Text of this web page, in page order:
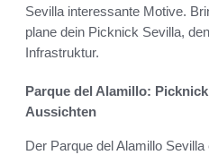
Sevilla interessante Motive.
plane dein Picknick Sevilla,
Infrastruktur.
Parque del Alamillo:
Aussichten
Der Parque del Alamillo